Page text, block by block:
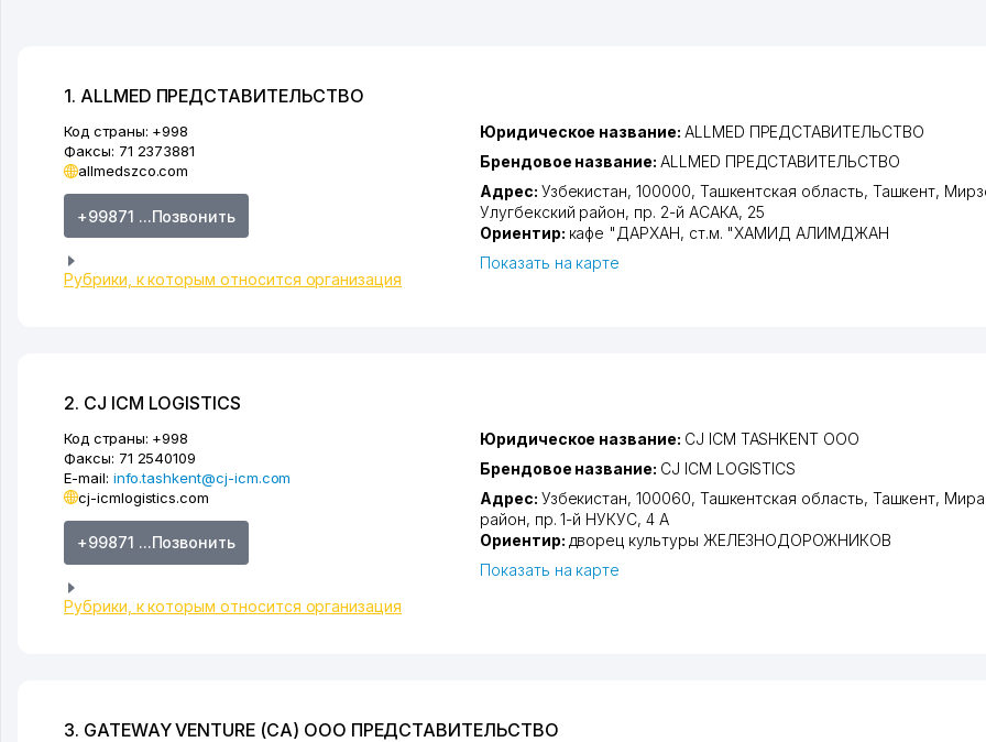
1. ALLMED ПРЕДСТАВИТЕЛЬСТВО
Код страны: +998
Факсы: 71 2373881
allmedszco.com
+99871 ...Позвонить
Рубрики, к которым относится организация
Юридическое название: ALLMED ПРЕДСТАВИТЕЛЬСТВО
Брендовое название: ALLMED ПРЕДСТАВИТЕЛЬСТВО
Адрес: Узбекистан, 100000, Ташкентская область, Ташкент,
Улугбекский район, пр. 2-й АСАКА, 25
Ориентир: кафе "ДАРХАН, ст.м. "ХАМИД АЛИМДЖАН
Показать на карте
2. CJ ICM LOGISTICS
Код страны: +998
Факсы: 71 2540109
E-mail: info.tashkent@cj-icm.com
cj-icmlogistics.com
+99871 ...Позвонить
Рубрики, к которым относится организация
Юридическое название: CJ ICM TASHKENT ООО
Брендовое название: CJ ICM LOGISTICS
Адрес: Узбекистан, 100060, Ташкентская область, Ташкент,
район, пр. 1-й НУКУС, 4 А
Ориентир: дворец культуры ЖЕЛЕЗНОДОРОЖНИКОВ
Показать на карте
3. GATEWAY VENTURE (CA) ООО ПРЕДСТАВИТЕЛЬСТВО